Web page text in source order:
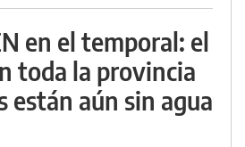
en el temporal: el
toda la provincia
están aún sin agua